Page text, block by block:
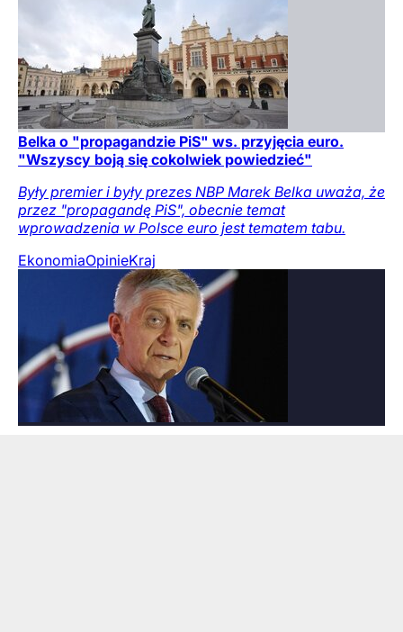
Belka o "propagandzie PiS" ws. przyjęcia euro.
"Wszyscy boją się cokolwiek powiedzieć"
Były premier i były prezes NBP Marek Belka uważa, że
przez "propagandę PiS", obecnie temat
wprowadzenia w Polsce euro jest tematem tabu.
EkonomiaOpinieKraj